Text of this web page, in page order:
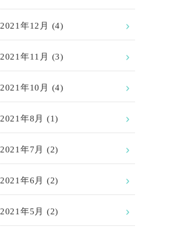
2021年12月 (4)
2021年11月 (3)
2021年10月 (4)
2021年8月 (1)
2021年7月 (2)
2021年6月 (2)
2021年5月 (2)